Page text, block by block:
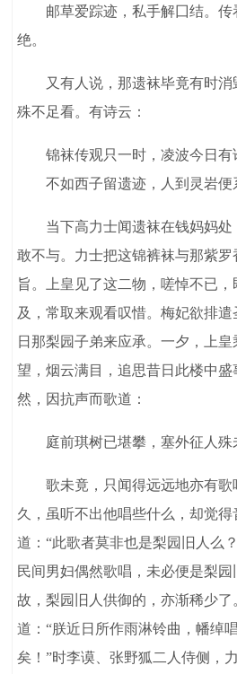
邮草爱踪迹，私手解囗结。传
绝。
又有人说，那遗袜毕竟有时消
殊不足看。有诗云：
锦袜传观只一时，凌波今日有
不如西子留遗迹，人到灵岩便
当下高力士闻遗袜在钱妈妈处
敢不与。力士把这锦裤袜与那紫
旨。上皇见了这二物，嗟悼不已
及，常取来观看叹惜。梅妃欲排
日那梨园子弟来应承。一夕，上
望，烟云满目，追思昔日此楼中
然，因抗声而歌道：
庭前琪树已堪攀，塞外征人殊
歌未竟，只闻得远远地亦有歌
久，虽听不出他唱些什么，却觉
道：“此歌者莫非也是梨园旧人么
民间男妇偶然歌唱，未必便是梨
故，梨园旧人供御的，亦渐稀少
道：“朕近日所作雨淋铃曲，幡绰
矣！”时李谟、张野狐二人侍侧，